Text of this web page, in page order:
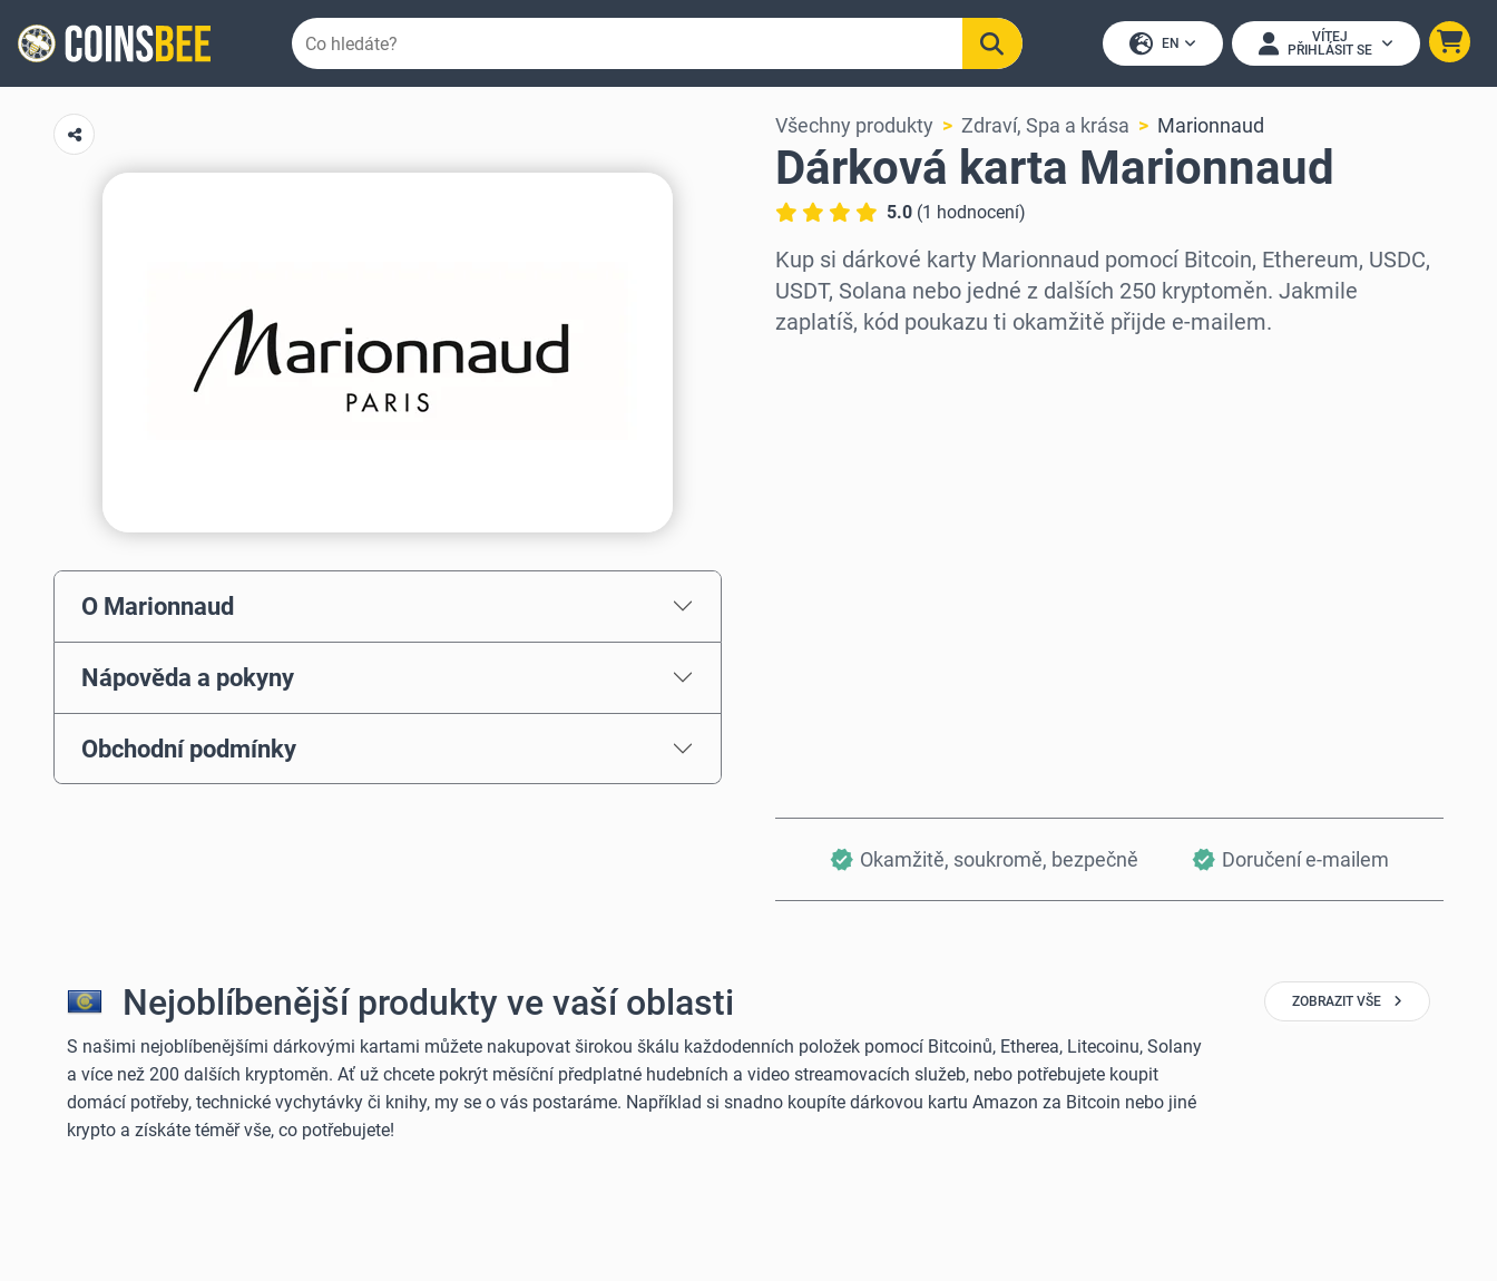
EN
VÍTEJ
PŘIHLÁSIT SE
O Marionnaud
Nápověda a pokyny
Obchodní podmínky
Všechny produkty Zdraví, Spa a krása Marionnaud
Dárková karta Marionnaud
5.0 (1 hodnocení)
Kup si dárkové karty Marionnaud pomocí Bitcoin, Ethereum, USDC,
USDT, Solana nebo jedné z dalších 250 kryptoměn. Jakmile
zaplatíš, kód poukazu ti okamžitě přijde e-mailem.
Okamžitě, soukromě, bezpečně Doručení e-mailem
Nejoblíbenější produkty ve vaší oblasti
S našimi nejoblíbenějšími dárkovými kartami můžete nakupovat širokou škálu každodenních položek pomocí Bitcoinů, Etherea, Litecoinu, Solany
a více než 200 dalších kryptoměn. Ať už chcete pokrýt měsíční předplatné hudebních a video streamovacích služeb, nebo potřebujete koupit
domácí potřeby, technické vychytávky či knihy, my se o vás postaráme. Například si snadno koupíte dárkovou kartu Amazon za Bitcoin nebo jiné
krypto a získáte téměř vše, co potřebujete!
ZOBRAZIT VŠE